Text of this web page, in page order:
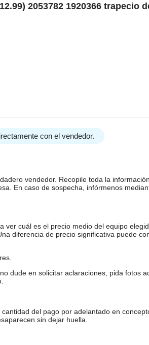
2053782 1920366 trapecio
con el vendedor.
vendedor. Recopile toda la
En caso de sospecha, infórmenos
cuál es el precio medio del equipo
diferencia de precio significativa puede
dude en solicitar aclaraciones, pida fotos
del pago por adelantado en
sin dejar huella.